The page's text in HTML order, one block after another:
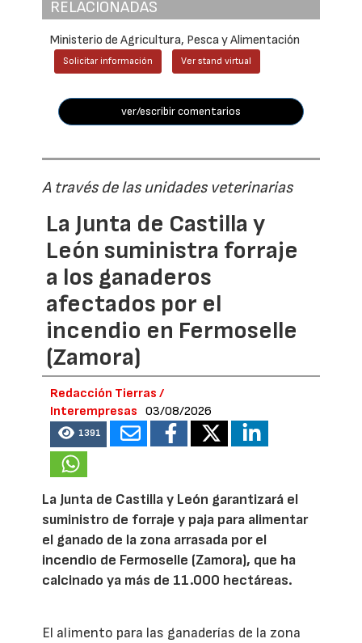
RELACIONADAS
Ministerio de Agricultura, Pesca y Alimentación
Solicitar información Ver stand virtual
ver/escribir comentarios
A través de las unidades veterinarias
La Junta de Castilla y
León suministra forraje
a los ganaderos
afectados por el
incendio en Fermoselle
(Zamora)
Redacción Tierras /
Interempresas
03/08/2026
1391
La Junta de Castilla y León garantizará el
suministro de forraje y paja para alimentar
el ganado de la zona arrasada por el
incendio de Fermoselle (Zamora), que ha
calcinado ya más de 11.000 hectáreas.
El alimento para las ganaderías de la zona